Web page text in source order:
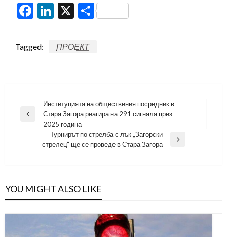
Facebook
LinkedIn
X Share
Tagged: ПРОЕКТ
Навигация
Previous
Институцията на обществения посредник в
Стара Загора реагира на 291 сигнала през
2025 година
Next
Турнирът по стрелба с лък „Загорски
стрелец“ ще се проведе в Стара Загора
YOU MIGHT ALSO LIKE